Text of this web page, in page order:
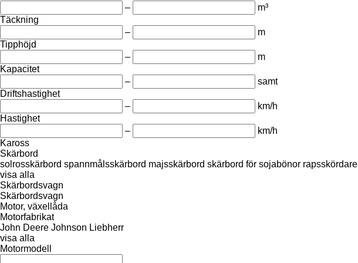
–
m³
Täckning
–
m
Tipphöjd
–
m
Kapacitet
–
samt
Driftshastighet
–
km/h
Hastighet
–
km/h
Kaross
Skärbord
solrosskärbord spannmålsskärbord majsskärbord skärbord för sojabönor rapsskördare
visa alla
Skärbordsvagn
Skärbordsvagn
Motor, växellåda
Motorfabrikat
John Deere Johnson Liebherr
visa alla
Motormodell